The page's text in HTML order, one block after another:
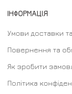
ІНФОРМАЦІЯ
Умови доставки
Повернення та
Як зробити
Політика